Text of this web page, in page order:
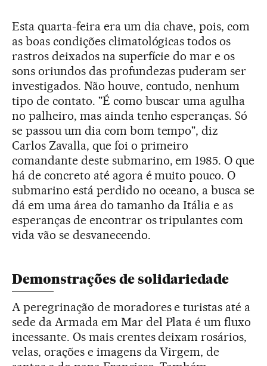
Esta quarta-feira era um dia chave, pois, com
as boas condições climatológicas todos os
rastros deixados na superfície do mar e os
sons oriundos das profundezas puderam ser
investigados. Não houve, contudo, nenhum
tipo de contato. "É como buscar uma agulha
no palheiro, mas ainda tenho esperanças. Só
se passou um dia com bom tempo", diz
Carlos Zavalla, que foi o primeiro
comandante deste submarino, em 1985. O que
há de concreto até agora é muito pouco. O
submarino está perdido no oceano, a busca se
dá em uma área do tamanho da Itália e as
esperanças de encontrar os tripulantes com
vida vão se desvanecendo.
Demonstrações de solidariedade
A peregrinação de moradores e turistas até a
sede da Armada em Mar del Plata é um fluxo
incessante. Os mais crentes deixam rosários,
velas, orações e imagens da Virgem, de